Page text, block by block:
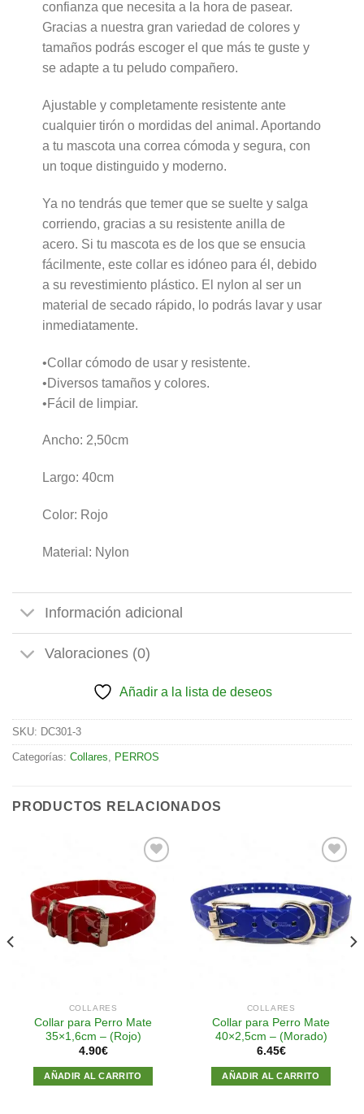
confianza que necesita a la hora de pasear.
Gracias a nuestra gran variedad de colores y
tamaños podrás escoger el que más te guste y
se adapte a tu peludo compañero.
Ajustable y completamente resistente ante
cualquier tirón o mordidas del animal. Aportando
a tu mascota una correa cómoda y segura, con
un toque distinguido y moderno.
Ya no tendrás que temer que se suelte y salga
corriendo, gracias a su resistente anilla de
acero. Si tu mascota es de los que se ensucia
fácilmente, este collar es idóneo para él, debido
a su revestimiento plástico. El nylon al ser un
material de secado rápido, lo podrás lavar y usar
inmediatamente.
•Collar cómodo de usar y resistente.
•Diversos tamaños y colores.
•Fácil de limpiar.
Ancho: 2,50cm
Largo: 40cm
Color: Rojo
Material: Nylon
Información adicional
Valoraciones (0)
Añadir a la lista de deseos
SKU: DC301-3
Categorías: Collares PERROS
PRODUCTOS RELACIONADOS
Añadir
a la
lista de
deseos
COLLARES
Collar para Perro Mate
35×1,6cm – (Rojo)
4.90€
AÑADIR AL CARRITO
Añadir
a la
lista de
deseos
COLLARES
Collar para Perro Mate
40×2,5cm – (Morado)
6.45€
AÑADIR AL CARRITO